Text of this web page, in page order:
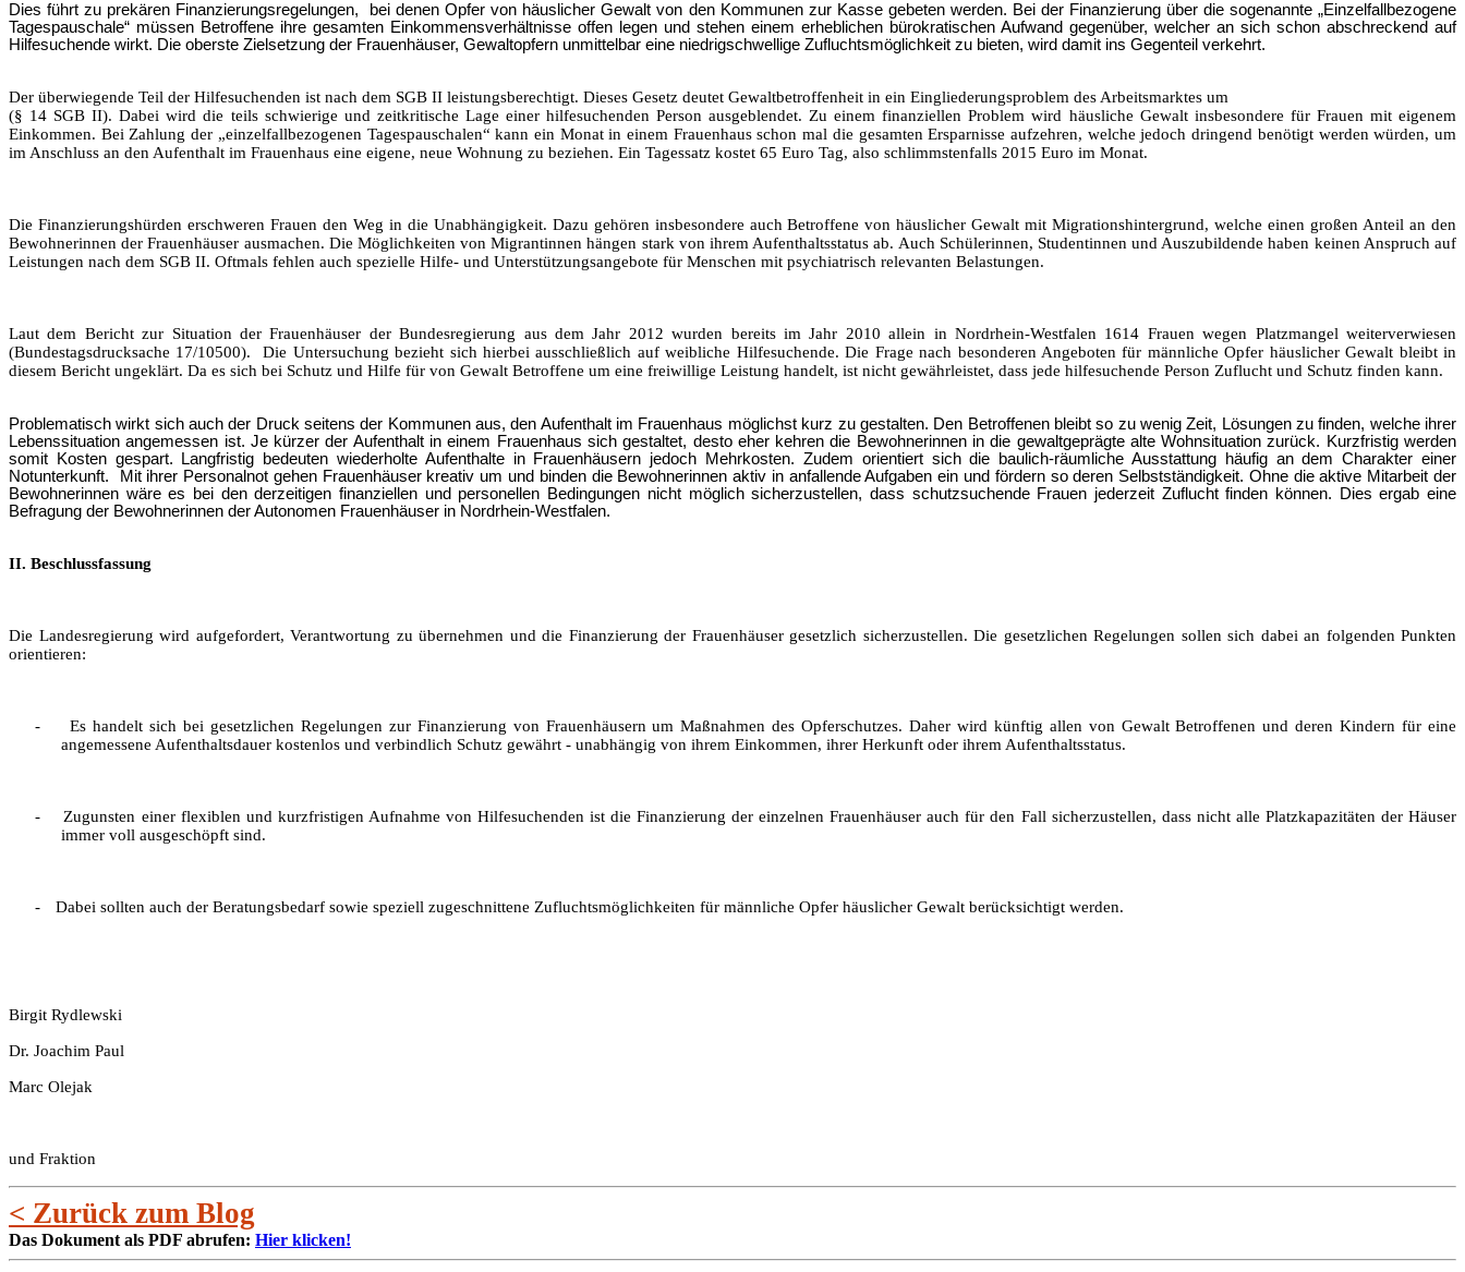
Dies führt zu prekären Finanzierungsregelungen, bei denen Opfer von häuslicher Gewalt von den Kommunen zur Kasse gebeten werden. Bei der Finanzierung über die sogenannte „Einzelfallbezogene
Tagespauschale“ müssen Betroffene ihre gesamten Einkommensverhältnisse offen legen und stehen einem erheblichen bürokratischen Aufwand gegenüber, welcher an sich schon abschreckend auf
Hilfesuchende wirkt. Die oberste Zielsetzung der Frauenhäuser, Gewaltopfern unmittelbar eine niedrigschwellige Zufluchtsmöglichkeit zu bieten, wird damit ins Gegenteil verkehrt.
Der überwiegende Teil der Hilfesuchenden ist nach dem SGB II leistungsberechtigt. Dieses Gesetz deutet Gewaltbetroffenheit in ein Eingliederungsproblem des Arbeitsmarktes um
(§ 14 SGB II). Dabei wird die teils schwierige und zeitkritische Lage einer hilfesuchenden Person ausgeblendet. Zu einem finanziellen Problem wird häusliche Gewalt insbesondere für Frauen mit eigenem
Einkommen. Bei Zahlung der „einzelfallbezogenen Tagespauschalen“ kann ein Monat in einem Frauenhaus schon mal die gesamten Ersparnisse aufzehren, welche jedoch dringend benötigt werden würden, um
im Anschluss an den Aufenthalt im Frauenhaus eine eigene, neue Wohnung zu beziehen. Ein Tagessatz kostet 65 Euro Tag, also schlimmstenfalls 2015 Euro im Monat.
Die Finanzierungshürden erschweren Frauen den Weg in die Unabhängigkeit. Dazu gehören insbesondere auch Betroffene von häuslicher Gewalt mit Migrationshintergrund, welche einen großen Anteil an den
Bewohnerinnen der Frauenhäuser ausmachen. Die Möglichkeiten von Migrantinnen hängen stark von ihrem Aufenthaltsstatus ab. Auch Schülerinnen, Studentinnen und Auszubildende haben keinen Anspruch auf
Leistungen nach dem SGB II. Oftmals fehlen auch spezielle Hilfe- und Unterstützungsangebote für Menschen mit psychiatrisch relevanten Belastungen.
Laut dem Bericht zur Situation der Frauenhäuser der Bundesregierung aus dem Jahr 2012 wurden bereits im Jahr 2010 allein in Nordrhein-Westfalen 1614 Frauen wegen Platzmangel weiterverwiesen
(Bundestagsdrucksache 17/10500). Die Untersuchung bezieht sich hierbei ausschließlich auf weibliche Hilfesuchende. Die Frage nach besonderen Angeboten für männliche Opfer häuslicher Gewalt bleibt in
diesem Bericht ungeklärt. Da es sich bei Schutz und Hilfe für von Gewalt Betroffene um eine freiwillige Leistung handelt, ist nicht gewährleistet, dass jede hilfesuchende Person Zuflucht und Schutz finden kann.
Problematisch wirkt sich auch der Druck seitens der Kommunen aus, den Aufenthalt im Frauenhaus möglichst kurz zu gestalten. Den Betroffenen bleibt so zu wenig Zeit, Lösungen zu finden, welche ihrer
Lebenssituation angemessen ist. Je kürzer der Aufenthalt in einem Frauenhaus sich gestaltet, desto eher kehren die Bewohnerinnen in die gewaltgeprägte alte Wohnsituation zurück. Kurzfristig werden
somit Kosten gespart. Langfristig bedeuten wiederholte Aufenthalte in Frauenhäusern jedoch Mehrkosten. Zudem orientiert sich die baulich-räumliche Ausstattung häufig an dem Charakter einer
Notunterkunft. Mit ihrer Personalnot gehen Frauenhäuser kreativ um und binden die Bewohnerinnen aktiv in anfallende Aufgaben ein und fördern so deren Selbstständigkeit. Ohne die aktive Mitarbeit der
Bewohnerinnen wäre es bei den derzeitigen finanziellen und personellen Bedingungen nicht möglich sicherzustellen, dass schutzsuchende Frauen jederzeit Zuflucht finden können. Dies ergab eine
Befragung der Bewohnerinnen der Autonomen Frauenhäuser in Nordrhein-Westfalen.
II. Beschlussfassung
Die Landesregierung wird aufgefordert, Verantwortung zu übernehmen und die Finanzierung der Frauenhäuser gesetzlich sicherzustellen. Die gesetzlichen Regelungen sollen sich dabei an folgenden Punkten
orientieren:
-
Es handelt sich bei gesetzlichen Regelungen zur Finanzierung von Frauenhäusern um Maßnahmen des Opferschutzes. Daher wird künftig allen von Gewalt Betroffenen und deren Kindern für eine
angemessene Aufenthaltsdauer kostenlos und verbindlich Schutz gewährt - unabhängig von ihrem Einkommen, ihrer Herkunft oder ihrem Aufenthaltsstatus.
-
Zugunsten einer flexiblen und kurzfristigen Aufnahme von Hilfesuchenden ist die Finanzierung der einzelnen Frauenhäuser auch für den Fall sicherzustellen, dass nicht alle Platzkapazitäten der Häuser
immer voll ausgeschöpft sind.
- Dabei sollten auch der Beratungsbedarf sowie speziell zugeschnittene Zufluchtsmöglichkeiten für männliche Opfer häuslicher Gewalt berücksichtigt werden.
Birgit Rydlewski
Dr. Joachim Paul
Marc Olejak
und Fraktion
< Zurück zum Blog
Das Dokument als PDF abrufen: Hier klicken!